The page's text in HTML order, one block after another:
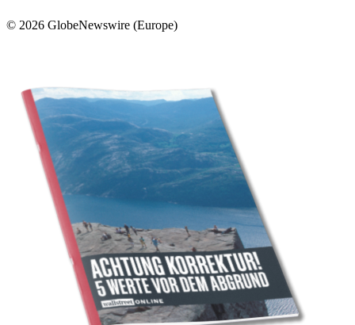
© 2026 GlobeNewswire (Europe)